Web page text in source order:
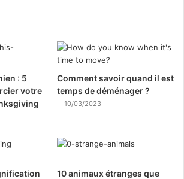
: 5
votre
Comment savoir quand il est
temps de déménager ?
10/03/2023
10 animaux étranges que